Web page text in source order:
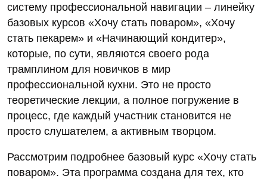
систему профессиональной навигации – линейку
базовых курсов «Хочу стать поваром», «Хочу
стать пекарем» и «Начинающий кондитер»,
которые, по сути, являются своего рода
трамплином для новичков в мир
профессиональной кухни. Это не просто
теоретические лекции, а полное погружение в
процесс, где каждый участник становится не
просто слушателем, а активным творцом.
Рассмотрим подробнее базовый курс «Хочу стать
поваром». Эта программа создана для тех, кто